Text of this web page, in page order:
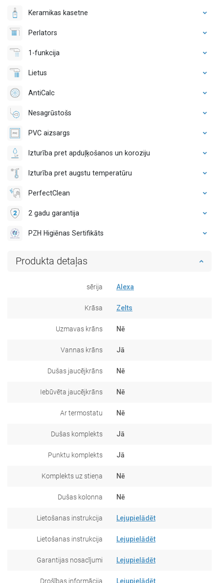
Keramikas kasetne
Perlators
1-funkcija
Lietus
AntiCalc
Nesagrūstošs
PVC aizsargs
Izturība pret apduļķošanos un koroziju
Izturība pret augstu temperatūru
PerfectClean
2 gadu garantija
PZH Higiēnas Sertifikāts
Produkta detaļas
sērija Alexa
Krāsa Zelts
Uzmavas krāns Nē
Vannas krāns Jā
Dušas jaucējkrāns Nē
Iebūvēta jaucējkrāns Nē
Ar termostatu Nē
Dušas komplekts Jā
Punktu komplekts Jā
Komplekts uz stieņa Nē
Dušas kolonna Nē
Lietošanas instrukcija Lejupielādēt
Lietošanas instrukcija Lejupielādēt
Garantijas nosacījumi Lejupielādēt
Drošības informācija Lejupielādēt